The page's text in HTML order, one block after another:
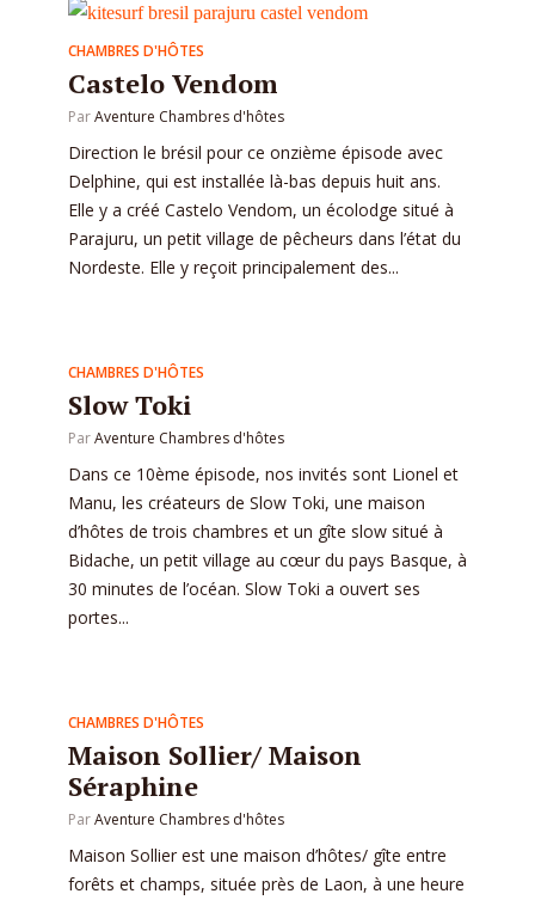
CHAMBRES D'HÔTES
Castelo Vendom
ParAventure Chambres d'hôtes
Direction le brésil pour ce onzième épisode avec
Delphine, qui est installée là-bas depuis huit ans.
Elle y a créé Castelo Vendom, un écolodge situé à
Parajuru, un petit village de pêcheurs dans l’état du
Nordeste. Elle y reçoit principalement des...
CHAMBRES D'HÔTES
Slow Toki
ParAventure Chambres d'hôtes
Dans ce 10ème épisode, nos invités sont Lionel et
Manu, les créateurs de Slow Toki, une maison
d’hôtes de trois chambres et un gîte slow situé à
Bidache, un petit village au cœur du pays Basque, à
30 minutes de l’océan. Slow Toki a ouvert ses
portes...
CHAMBRES D'HÔTES
Maison Sollier/ Maison
Séraphine
ParAventure Chambres d'hôtes
Maison Sollier est une maison d’hôtes/ gîte entre
forêts et champs, située près de Laon, à une heure